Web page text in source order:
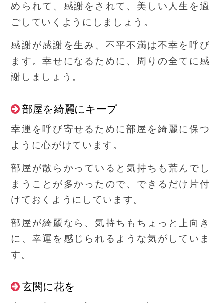
められて、感謝をされて、美しい人生を過
ごしていくようにしましょう。
感謝が感謝を生み、不平不満は不幸を呼び
ます。幸せになるために、周りの全てに感
謝しましょう。
部屋を綺麗にキープ
幸運を呼び寄せるために部屋を綺麗に保つ
ように心がけています。
部屋が散らかっていると気持ちも荒んでし
まうことが多かったので、できるだけ片付
けておくようにしています。
部屋が綺麗なら、気持ちもちょっと上向き
に、幸運を感じられるような気がしていま
す。
玄関に花を